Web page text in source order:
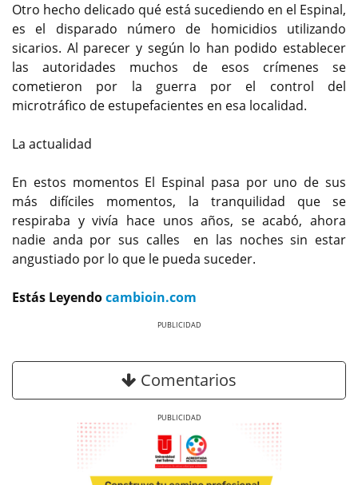
Otro hecho delicado qué está sucediendo en el Espinal,
es el disparado número de homicidios utilizando
sicarios. Al parecer y según lo han podido establecer
las autoridades muchos de esos crímenes se
cometieron por la guerra por el control del
microtráfico de estupefacientes en esa localidad.
La actualidad
En estos momentos El Espinal pasa por uno de sus
más difíciles momentos, la tranquilidad que se
respiraba y vivía hace unos años, se acabó, ahora
nadie anda por sus calles en las noches sin estar
angustiado por lo que le pueda suceder.
Estás Leyendocambioin.com
Comentarios